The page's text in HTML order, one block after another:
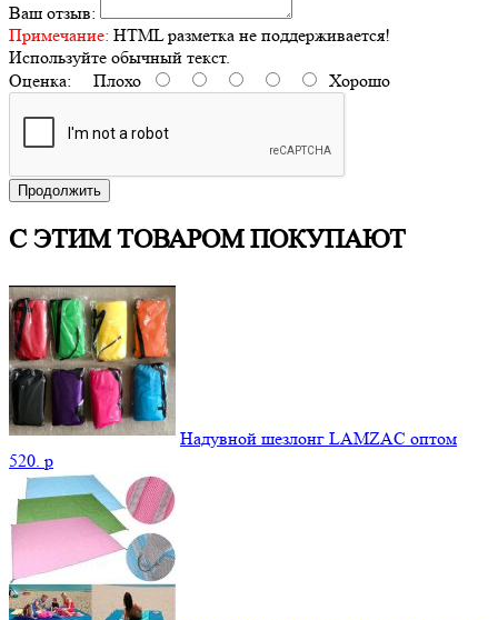
Ваш отзыв:
Примечание: HTML разметка не поддерживается!
Используйте обычный текст.
Оценка: Плохо Хорошо
Продолжить
С ЭТИМ ТОВАРОМ ПОКУПАЮТ
Надувной шезлонг LAMZAC оптом
520. p